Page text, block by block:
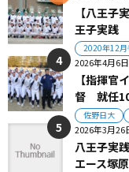
【八王
王子実践
2020年12月
2026年4月6日
【指揮官
督 就任
佐野日大
2026年3月26
八王子実
エース塚